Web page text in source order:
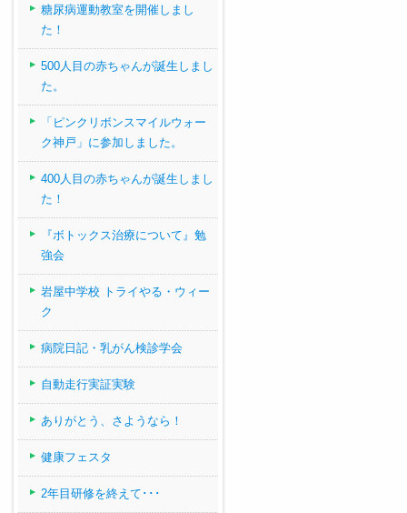
糖尿病運動教室を開催しまし
た！
500人目の赤ちゃんが誕生しまし
た。
「ピンクリボンスマイルウォー
ク神戸」に参加しました。
400人目の赤ちゃんが誕生しまし
た！
『ボトックス治療について』勉
強会
岩屋中学校 トライやる・ウィー
ク
病院日記・乳がん検診学会
自動走行実証実験
ありがとう、さようなら！
健康フェスタ
2年目研修を終えて･･･